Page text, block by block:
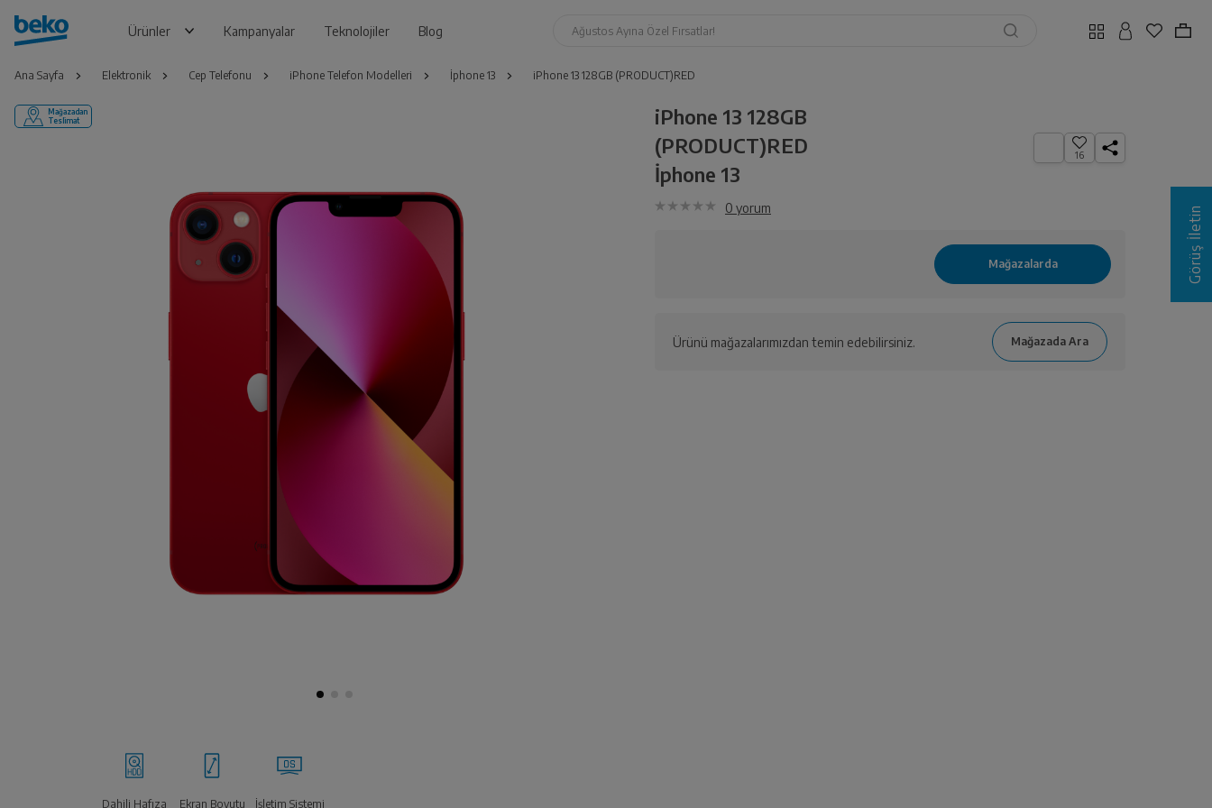
Ürünler Kampanyalar Teknolojiler Blog Ağustos Ayına Özel Fırsatlar!
Ana Sayfa Elektronik Cep Telefonu iPhone Telefon Modelleri İphone 13 iPhone 13 128GB (PRODUCT)RED
Mağazadan
Teslimat
Dahili Hafıza
Ekran Boyutu
İşletim Sistemi
iPhone 13 128GB
(PRODUCT)RED
İphone 13
16
0 yorum
Ürünü mağazalarımızdan temin edebilirsiniz.
Görüş İletin